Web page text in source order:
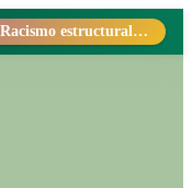
Racismo estructural, perfilamiento racial y abolicionismo carcelario.